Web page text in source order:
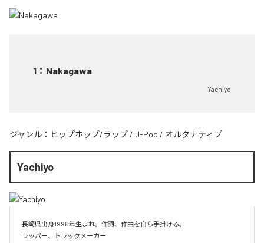
1 ： Nakagawa
Yachiyo
ジャンル： ヒップホップ/ラップ / J-Pop / オルタナティブ
Yachiyo
長崎県出身1998年生まれ。作詞、作曲を自ら手掛ける。